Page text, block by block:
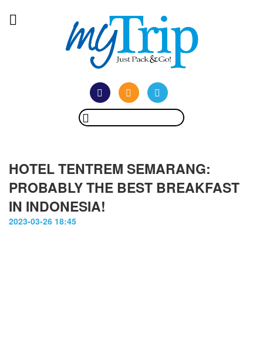
HOTEL TENTREM SEMARANG:
PROBABLY THE BEST BREAKFAST
IN INDONESIA!
2023-03-26 18:45